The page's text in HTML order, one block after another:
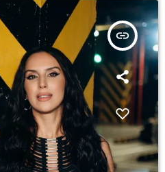
insert_link